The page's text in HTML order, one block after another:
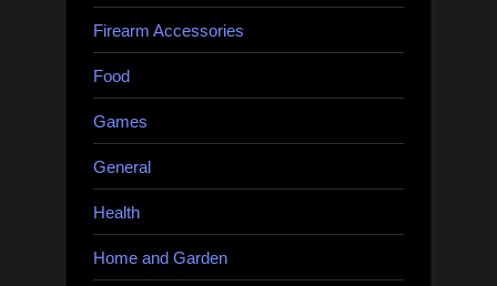
Firearm Accessories
Food
Games
General
Health
Home and Garden